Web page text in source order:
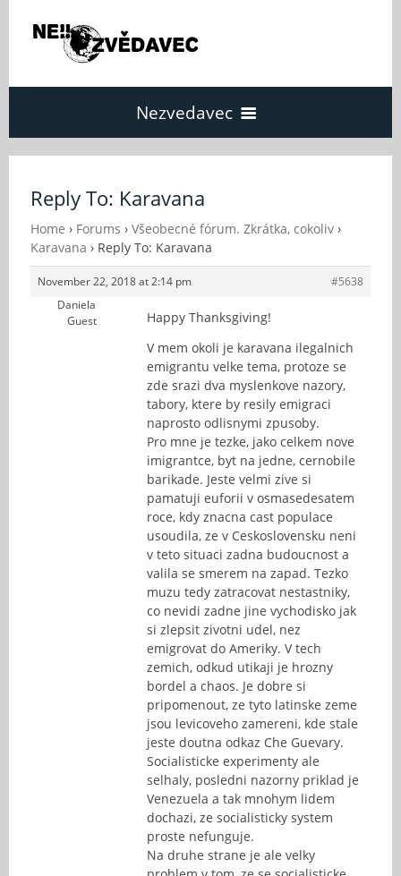
Nezvedavec
Fórum
O Nezvědavci
Kontakt
Reply To: Karavana
Home › Forums › Všeobecné fórum. Zkrátka, cokoliv ›
Karavana › Reply To: Karavana
November 22, 2018 at 2:14 pm
#5638
Daniela
Guest
Happy Thanksgiving!
V mem okoli je karavana ilegalnich
emigrantu velke tema, protoze se
zde srazi dva myslenkove nazory,
tabory, ktere by resily emigraci
naprosto odlisnymi zpusoby.
Pro mne je tezke, jako celkem nove
imigrantce, byt na jedne, cernobile
barikade. Jeste velmi zive si
pamatuji euforii v osmasedesatem
roce, kdy znacna cast populace
usoudila, ze v Ceskoslovensku neni
v teto situaci zadna budoucnost a
valila se smerem na zapad. Tezko
muzu tedy zatracovat nestastniky,
co nevidi zadne jine vychodisko jak
si zlepsit zivotni udel, nez
emigrovat do Ameriky. V tech
zemich, odkud utikaji je hrozny
bordel a chaos. Je dobre si
pripomenout, ze tyto latinske zeme
jsou levicoveho zamereni, kde stale
jeste doutna odkaz Che Guevary.
Socialisticke experimenty ale
selhaly, posledni nazorny priklad je
Venezuela a tak mnohym lidem
dochazi, ze socialisticky system
proste nefunguje.
Na druhe strane je ale velky